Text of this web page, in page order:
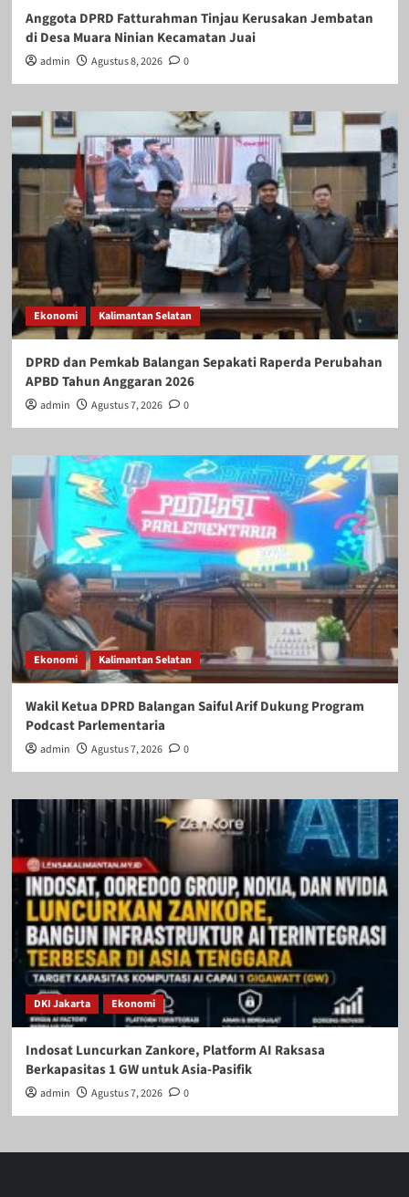
Anggota DPRD Fatturahman Tinjau Kerusakan Jembatan
di Desa Muara Ninian Kecamatan Juai
admin Agustus 8, 2026 0
Ekonomi Kalimantan Selatan
DPRD dan Pemkab Balangan Sepakati Raperda Perubahan
APBD Tahun Anggaran 2026
admin Agustus 7, 2026 0
Ekonomi Kalimantan Selatan
Wakil Ketua DPRD Balangan Saiful Arif Dukung Program
Podcast Parlementaria
admin Agustus 7, 2026 0
DKI Jakarta Ekonomi
Indosat Luncurkan Zankore, Platform AI Raksasa
Berkapasitas 1 GW untuk Asia-Pasifik
admin Agustus 7, 2026 0